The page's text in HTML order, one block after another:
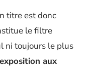
titre est donc
le filtre
ni toujours le plus
aux